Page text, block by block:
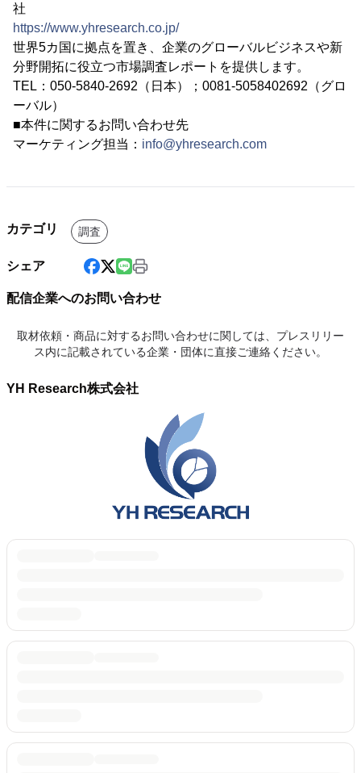
社
https://www.yhresearch.co.jp/
世界5カ国に拠点を置き、企業のグローバルビジネスや新
分野開拓に役立つ市場調査レポートを提供します。
TEL：050-5840-2692（日本）；0081-5058402692（グロ
ーバル）
■本件に関するお問い合わせ先
マーケティング担当： info@yhresearch.com
カテゴリ 調査
シェア
配信企業へのお問い合わせ
取材依頼・商品に対するお問い合わせに関しては、プレスリリー
ス内に記載されている企業・団体に直接ご連絡ください。
YH Research株式会社